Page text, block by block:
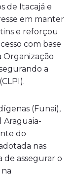
de Itacajá e
em manter
e reforçou
com base
Organização
a
(Funai),
Araguaia-
do
nas
de assegurar o